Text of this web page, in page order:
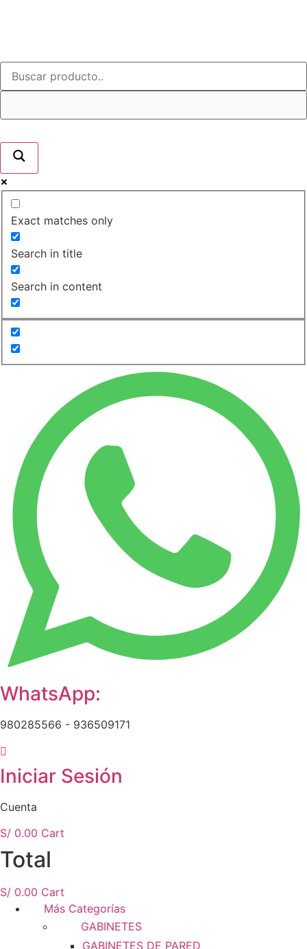
Exact matches only
Search in title
Search in content
WhatsApp:
980285566 - 936509171
Iniciar Sesión
Cuenta
S/ 0.00 Cart
Total
S/ 0.00 Cart
Más Categorías
GABINETES
GABINETES DE PARED